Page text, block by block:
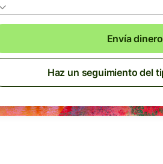
Envía dinero
Haz un seguimiento del